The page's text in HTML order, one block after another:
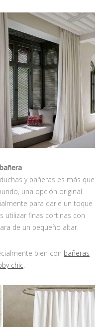
y bañeras es más que
una opción original
para darle un toque
utilizar finas cortinas con
de un pequeño altar.
bien con bañeras
chic.